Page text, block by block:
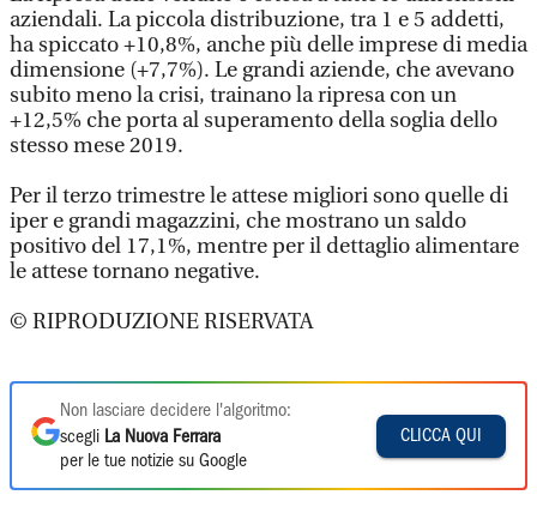
aziendali. La piccola distribuzione, tra 1 e 5 addetti,
ha spiccato +10,8%, anche più delle imprese di media
dimensione (+7,7%). Le grandi aziende, che avevano
subito meno la crisi, trainano la ripresa con un
+12,5% che porta al superamento della soglia dello
stesso mese 2019.
Per il terzo trimestre le attese migliori sono quelle di
iper e grandi magazzini, che mostrano un saldo
positivo del 17,1%, mentre per il dettaglio alimentare
le attese tornano negative.
© RIPRODUZIONE RISERVATA
Non lasciare decidere l'algoritmo:
scegli La Nuova Ferrara
per le tue notizie su Google
CLICCA QUI